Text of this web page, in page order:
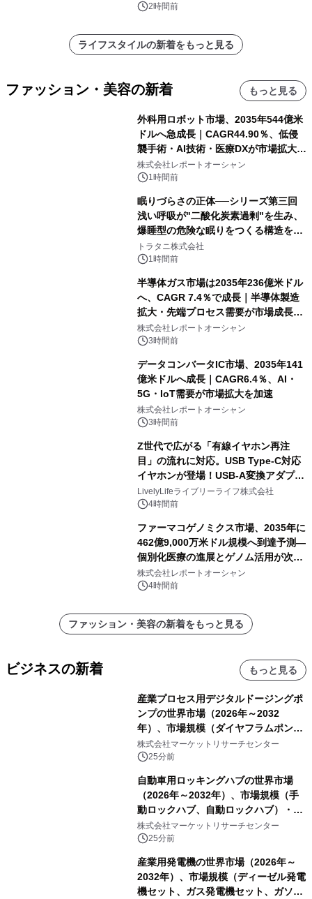
苑 別邸ふうか」ー
2時間前
ライフスタイルの新着をもっと見る
ファッション・美容の新着 もっと見る
外科用ロボット市場、2035年544億米
ドルへ急成長｜CAGR44.90％、低侵
襲手術・AI技術・医療DXが市場拡大を
牽引
株式会社レポートオーシャン
1時間前
眠りづらさの正体──シリーズ第三回
浅い呼吸が"二酸化炭素過剰"を生み、
爆睡型の危険な眠りをつくる構造を解
説
トラタニ株式会社
1時間前
半導体ガス市場は2035年236億米ドル
へ、CAGR 7.4％で成長｜半導体製造
拡大・先端プロセス需要が市場成長を
加速
株式会社レポートオーシャン
3時間前
データコンバータIC市場、2035年141
億米ドルへ成長｜CAGR6.4％、AI・
5G・IoT需要が市場拡大を加速
株式会社レポートオーシャン
3時間前
Z世代で広がる「有線イヤホン再注
目」の流れに対応。USB Type-C対応
イヤホンが登場！USB-A変換アダプタ
ー付きでスマホからパソコンまで幅広
く活用可能
LivelyLifeライブリーライフ株式会社
4時間前
ファーマコゲノミクス市場、2035年に
462億9,000万米ドル規模へ到達予測―
個別化医療の進展とゲノム活用が次世
代ヘルスケア投資を加速
株式会社レポートオーシャン
4時間前
ファッション・美容の新着をもっと見る
ビジネスの新着 もっと見る
産業プロセス用デジタルドージングポ
ンプの世界市場（2026年～2032
年）、市場規模（ダイヤフラムポン
プ、ペリスタルティックポンプ、その
他）・分析レポートを発表
株式会社マーケットリサーチセンター
25分前
自動車用ロッキングハブの世界市場
（2026年～2032年）、市場規模（手
動ロックハブ、自動ロックハブ）・分
析レポートを発表
株式会社マーケットリサーチセンター
25分前
産業用発電機の世界市場（2026年～
2032年）、市場規模（ディーゼル発電
機セット、ガス発電機セット、ガソリ